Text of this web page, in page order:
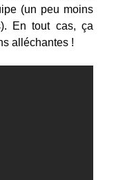
(un peu moins
En tout cas, ça
alléchantes !